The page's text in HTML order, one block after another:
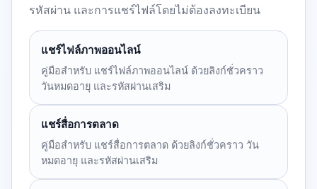
รหัสผ่าน และการแชร์ไฟล์โดยไม่ต้องลงทะเบียน
แชร์ไฟล์ภาพออนไลน์
คู่มือสำหรับ แชร์ไฟล์ภาพออนไลน์ ด้วยลิงก์ชั่วคราว
วันหมดอายุ และรหัสผ่านเสริม
แชร์สื่อการตลาด
คู่มือสำหรับ แชร์สื่อการตลาด ด้วยลิงก์ชั่วคราว วัน
หมดอายุ และรหัสผ่านเสริม